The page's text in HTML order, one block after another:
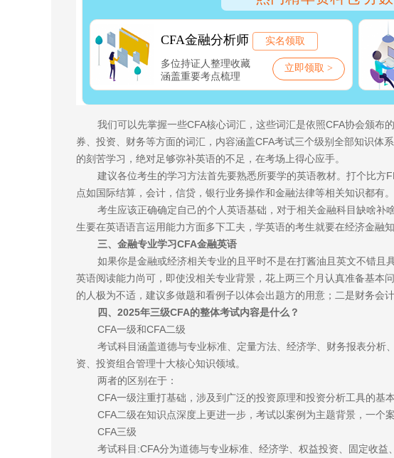
我们可以先掌握一些CFA核心词汇，这些词汇是依照CFA协会颁布
券、投资、财务等方面的词汇，内容涵盖CFA考试三个级别全部知识体
的刻苦学习，绝对足够弥补英语的不足，在考场上得心应手。
建议各位考生的学习方法首先要熟悉所要学的英语教材。打个比方
点如国际结算，会计，信贷，银行业务操作和金融法律等相关知识都有。
考生应该正确确定自己的个人英语基础，对于相关金融科目缺啥补
生要在英语语言运用能力方面多下工夫，学英语的考生就要在经济金融知
三、金融专业学习CFA金融英语
如果你是金融或经济相关专业的且平时不是在打酱油且英文不错且
英语阅读能力尚可，即使没相关专业背景，花上两三个月认真准备基本
的人极为不适，建议多做题和看例子以体会出题方的用意；二是财务会
四、2025年三级CFA的整体考试内容是什么？
CFA一级和CFA二级
考试科目涵盖道德与专业标准、定量方法、经济学、财务报表分析
资、投资组合管理十大核心知识领域。
两者的区别在于：
CFA一级注重打基础，涉及到广泛的投资原理和投资分析工具的基
CFA二级在知识点深度上更进一步，考试以案例为主题背景，一个
CFA三级
考试科目:CFA分为道德与专业标准、经济学、权益投资、固定收